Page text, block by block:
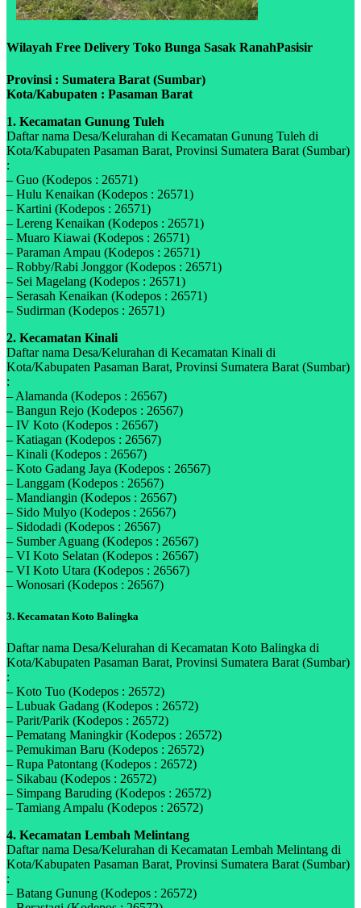
Wilayah Free Delivery Toko Bunga Sasak RanahPasisir
Provinsi : Sumatera Barat (Sumbar)
Kota/Kabupaten : Pasaman Barat
1. Kecamatan Gunung Tuleh
Daftar nama Desa/Kelurahan di Kecamatan Gunung Tuleh di
Kota/Kabupaten Pasaman Barat, Provinsi Sumatera Barat (Sumbar)
:
– Guo (Kodepos : 26571)
– Hulu Kenaikan (Kodepos : 26571)
– Kartini (Kodepos : 26571)
– Lereng Kenaikan (Kodepos : 26571)
– Muaro Kiawai (Kodepos : 26571)
– Paraman Ampau (Kodepos : 26571)
– Robby/Rabi Jonggor (Kodepos : 26571)
– Sei Magelang (Kodepos : 26571)
– Serasah Kenaikan (Kodepos : 26571)
– Sudirman (Kodepos : 26571)
2. Kecamatan Kinali
Daftar nama Desa/Kelurahan di Kecamatan Kinali di
Kota/Kabupaten Pasaman Barat, Provinsi Sumatera Barat (Sumbar)
:
– Alamanda (Kodepos : 26567)
– Bangun Rejo (Kodepos : 26567)
– IV Koto (Kodepos : 26567)
– Katiagan (Kodepos : 26567)
– Kinali (Kodepos : 26567)
– Koto Gadang Jaya (Kodepos : 26567)
– Langgam (Kodepos : 26567)
– Mandiangin (Kodepos : 26567)
– Sido Mulyo (Kodepos : 26567)
– Sidodadi (Kodepos : 26567)
– Sumber Aguang (Kodepos : 26567)
– VI Koto Selatan (Kodepos : 26567)
– VI Koto Utara (Kodepos : 26567)
– Wonosari (Kodepos : 26567)
3. Kecamatan Koto Balingka
Daftar nama Desa/Kelurahan di Kecamatan Koto Balingka di
Kota/Kabupaten Pasaman Barat, Provinsi Sumatera Barat (Sumbar)
:
– Koto Tuo (Kodepos : 26572)
– Lubuak Gadang (Kodepos : 26572)
– Parit/Parik (Kodepos : 26572)
– Pematang Maningkir (Kodepos : 26572)
– Pemukiman Baru (Kodepos : 26572)
– Rupa Patontang (Kodepos : 26572)
– Sikabau (Kodepos : 26572)
– Simpang Baruding (Kodepos : 26572)
– Tamiang Ampalu (Kodepos : 26572)
4. Kecamatan Lembah Melintang
Daftar nama Desa/Kelurahan di Kecamatan Lembah Melintang di
Kota/Kabupaten Pasaman Barat, Provinsi Sumatera Barat (Sumbar)
:
– Batang Gunung (Kodepos : 26572)